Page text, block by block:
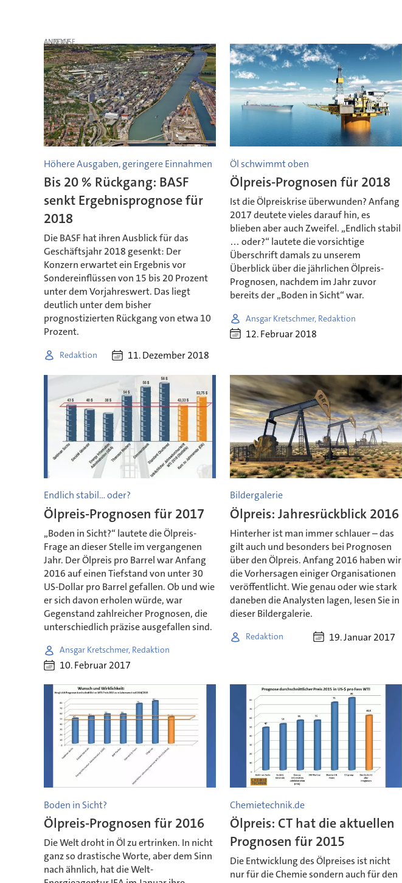
ANZEIGE
Höhere Ausgaben, geringere Einnahmen
Bis 20 % Rückgang: BASF
senkt Ergebnisprognose für
2018
Die BASF hat ihren Ausblick für das
Geschäftsjahr 2018 gesenkt: Der
Konzern erwartet ein Ergebnis vor
Sondereinflüssen von 15 bis 20 Prozent
unter dem Vorjahreswert. Das liegt
deutlich unter dem bisher
prognostizierten Rückgang von etwa 10
Prozent.
Redaktion 11. Dezember 2018
Öl schwimmt oben
Ölpreis-Prognosen für 2018
Ist die Ölpreiskrise überwunden? Anfang
2017 deutete vieles darauf hin, es
blieben aber auch Zweifel. „Endlich stabil
… oder?“ lautete die vorsichtige
Überschrift damals zu unserem
Überblick über die jährlichen Ölpreis-
Prognosen, nachdem im Jahr zuvor
bereits der „Boden in Sicht“ war.
Ansgar Kretschmer, Redaktion
12. Februar 2018
Endlich stabil... oder?
Ölpreis-Prognosen für 2017
„Boden in Sicht?“ lautete die Ölpreis-
Frage an dieser Stelle im vergangenen
Jahr. Der Ölpreis pro Barrel war Anfang
2016 auf einen Tiefstand von unter 30
US-Dollar pro Barrel gefallen. Ob und wie
er sich davon erholen würde, war
Gegenstand zahlreicher Prognosen, die
unterschiedlich präzise ausgefallen sind.
Ansgar Kretschmer, Redaktion
10. Februar 2017
Bildergalerie
Ölpreis: Jahresrückblick 2016
Hinterher ist man immer schlauer – das
gilt auch und besonders bei Prognosen
über den Ölpreis. Anfang 2016 haben wir
die Vorhersagen einiger Organisationen
veröffentlicht. Wie genau oder wie stark
daneben die Analysten lagen, lesen Sie in
dieser Bildergalerie.
Redaktion 19. Januar 2017
Boden in Sicht?
Ölpreis-Prognosen für 2016
Die Welt droht in Öl zu ertrinken. In nicht
ganz so drastische Worte, aber dem Sinn
nach ähnlich, hat die Welt-
Chemietechnik.de
Ölpreis: CT hat die aktuellen
Prognosen für 2015
Die Entwicklung des Ölpreises ist nicht
nur für die Chemie sondern auch für den